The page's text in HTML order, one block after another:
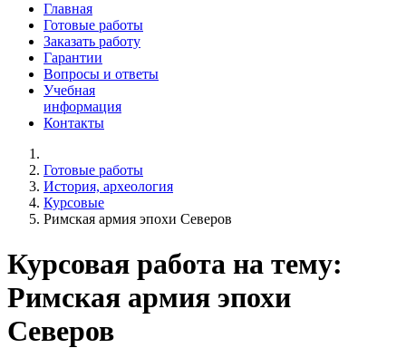
Главная
Готовые работы
Заказать работу
Гарантии
Вопросы и ответы
Учебная
информация
Контакты
Готовые работы
История, археология
Курсовые
Римская армия эпохи Северов
Курсовая работа на тему:
Римская армия эпохи
Северов